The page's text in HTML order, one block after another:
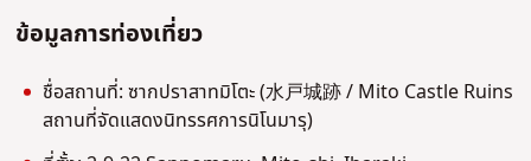
ข้อมูลการท่องเที่ยว
ชื่อสถานที่: ซากปราสาทมิโตะ (水戸城跡 / Mito Castle Ruins
สถานที่จัดแสดงนิทรรศการนิโนมารุ)